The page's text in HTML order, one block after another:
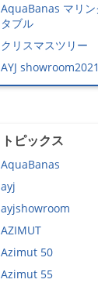
AquaBanas マリン
タブル
クリスマスツリー
AYJ showroom2021
トピックス
AquaBanas
ayj
ayjshowroom
AZIMUT
Azimut 50
Azimut 55